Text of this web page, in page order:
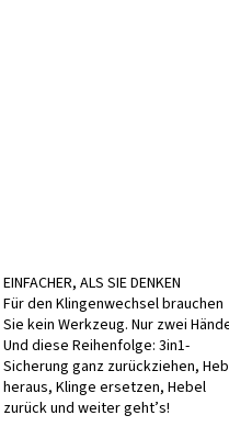
EINFACHER, ALS SIE DENKEN
Für den Klingenwechsel brauchen
Sie kein Werkzeug. Nur zwei
Und diese Reihenfolge: 3in1-
Sicherung ganz zurückziehen,
heraus, Klinge ersetzen, Hebel
zurück und weiter geht’s!